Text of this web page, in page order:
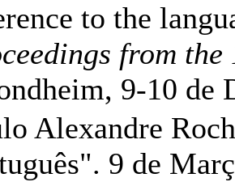
to the
from the
9-10 de
Alexandre
9 de